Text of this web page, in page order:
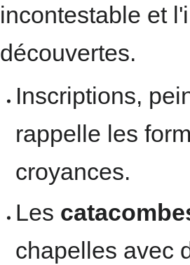
incontestable et
découvertes.
Inscriptions,
rappelle les
croyances.
Les
chapelles avec